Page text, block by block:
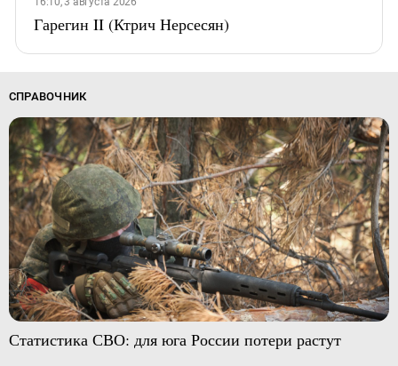
Гарегин II (Ктрич Нерсесян)
СПРАВОЧНИК
Статистика СВО: для юга России потери растут